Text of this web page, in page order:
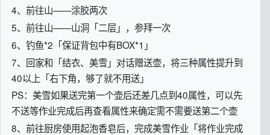
4、前往山——涂胶两次
5、前往山——山洞「二层」，参拜一次
6、钓鱼*2「保证背包中有BOX*1」
7、回家和「结衣、美雪」对话赠送壶，将三种属性提升到
40以上「右下角，够了就不用送」
PS：美雪如果送完第一个壶后还差几点到40属性，可以先
不送等作业完成后再查看属性来确定需不需要送第二个壶
8、前往厨房使用起泡香皂后，完成美雪作业「将作业完成